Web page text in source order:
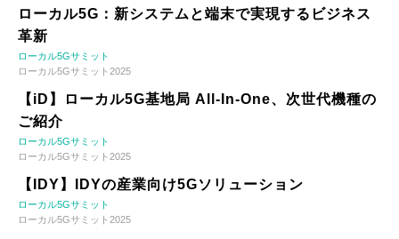
ローカル5G：新システムと端末で実現するビジネス
革新
ローカル5Gサミット
ローカル5Gサミット2025
【iD】ローカル5G基地局 All-In-One、次世代機種の
ご紹介
ローカル5Gサミット
ローカル5Gサミット2025
【IDY】IDYの産業向け5Gソリューション
ローカル5Gサミット
ローカル5Gサミット2025